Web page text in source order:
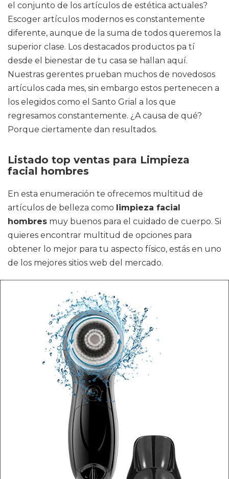
el conjunto de los artículos de estética actuales?
Escoger artículos modernos es constantemente
diferente, aunque de la suma de todos queremos la
superior clase. Los destacados productos pa tí
desde el bienestar de tu casa se hallan aquí.
Nuestras gerentes prueban muchos de novedosos
artículos cada mes, sin embargo estos pertenecen a
los elegidos como el Santo Grial a los que
regresamos constantemente. ¿A causa de qué?
Porque ciertamente dan resultados.
Listado top ventas para Limpieza
facial hombres
En esta enumeración te ofrecemos multitud de
artículos de belleza como limpieza facial
hombres muy buenos para el cuidado de cuerpo. Si
quieres encontrar multitud de opciones para
obtener lo mejor para tu aspecto físico, estás en uno
de los mejores sitios web del mercado.